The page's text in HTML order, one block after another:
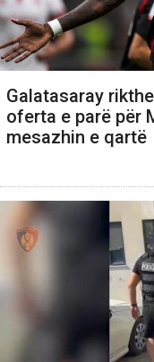
Galatasaray
oferta e parë për
mesazhin e qartë